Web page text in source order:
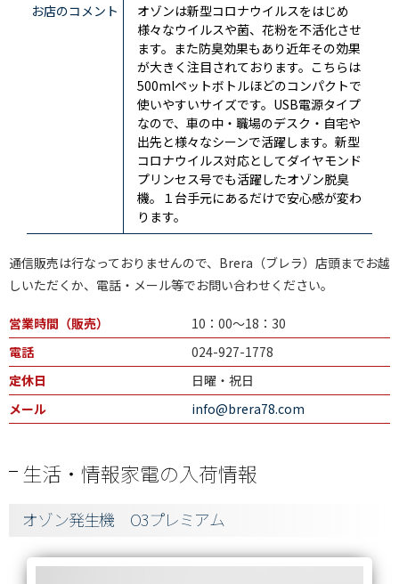
お店のコメント
オゾンは新型コロナウイルスをはじめ
様々なウイルスや菌、花粉を不活化させ
ます。また防臭効果もあり近年その効果
が大きく注目されております。こちらは
500mlペットボトルほどのコンパクトで
使いやすいサイズです。USB電源タイプ
なので、車の中・職場のデスク・自宅や
出先と様々なシーンで活躍します。新型
コロナウイルス対応としてダイヤモンド
プリンセス号でも活躍したオゾン脱臭
機。１台手元にあるだけで安心感が変わ
ります。
通信販売は行なっておりませんので、Brera（ブレラ）店頭までお越
しいただくか、電話・メール等でお問い合わせください。
営業時間（販売）
10：00～18：30
電話
024-927-1778
定休日
日曜・祝日
メール
info@brera78.com
生活・情報家電の入荷情報
オゾン発生機 O3プレミアム